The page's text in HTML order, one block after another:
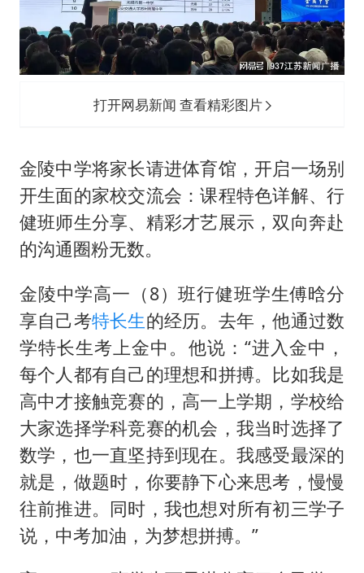
打开网易新闻 查看精彩图片
金陵中学将家长请进体育馆，开启一场别
开生面的家校交流会：课程特色详解、行
健班师生分享、精彩才艺展示，双向奔赴
的沟通圈粉无数。
金陵中学高一（8）班行健班学生傅晗分
享自己考特长生的经历。去年，他通过数
学特长生考上金中。他说：“进入金中，
每个人都有自己的理想和拼搏。比如我是
高中才接触竞赛的，高一上学期，学校给
大家选择学科竞赛的机会，我当时选择了
数学，也一直坚持到现在。我感受最深的
就是，做题时，你要静下心来思考，慢慢
往前推进。同时，我也想对所有初三学子
说，中考加油，为梦想拼搏。”